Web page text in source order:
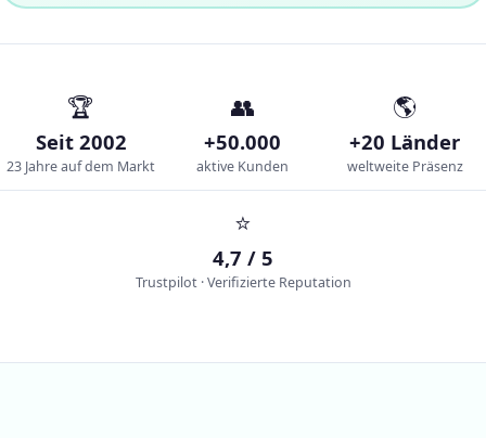
🏆
Seit 2002
23 Jahre auf dem Markt
👥
+50.000
aktive Kunden
🌎
+20 Länder
weltweite Präsenz
⭐
4,7 / 5
Trustpilot · Verifizierte Reputation